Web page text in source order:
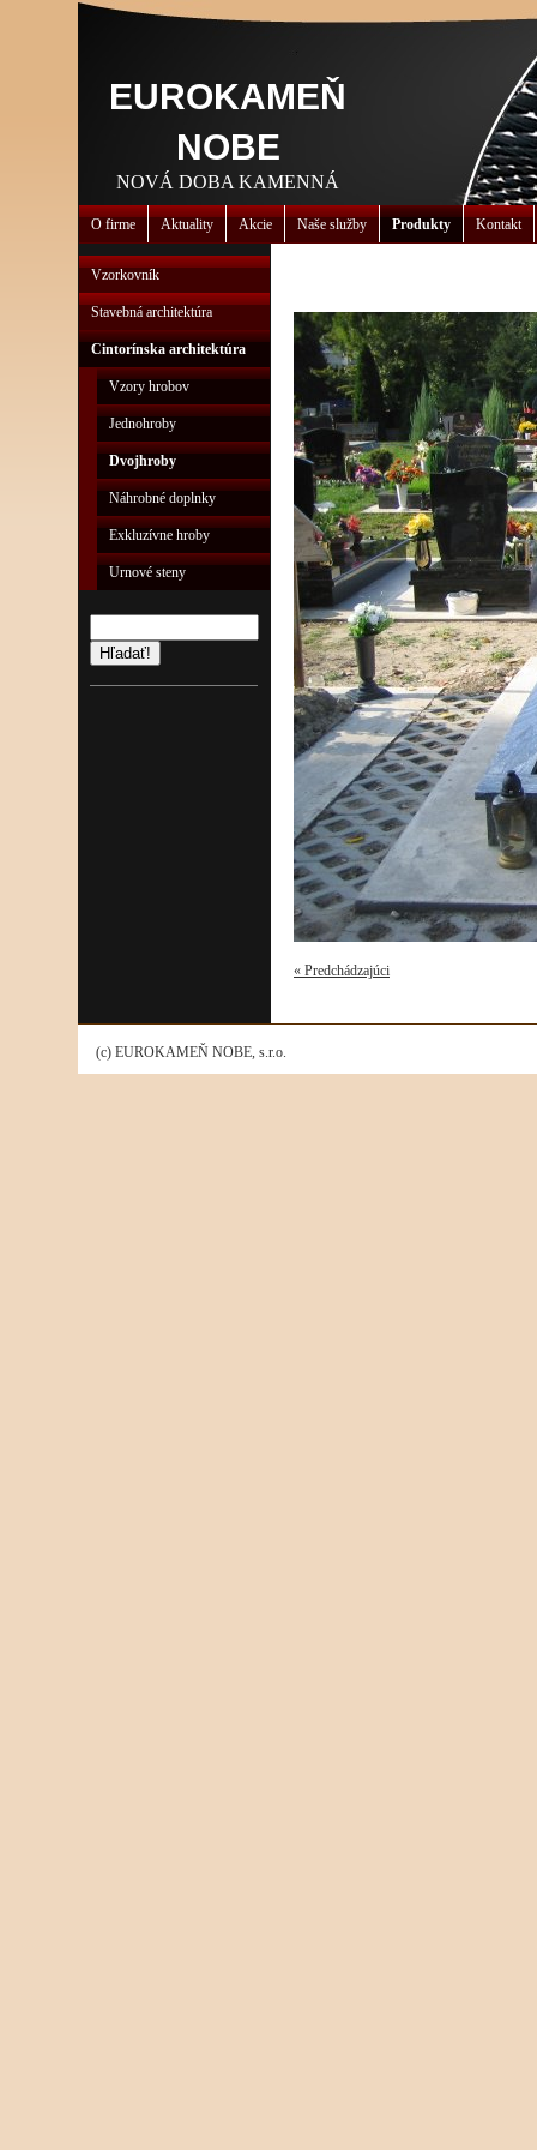
EUROKAMEŇ
NOBE
NOVÁ DOBA KAMENNÁ
O firme Aktuality Akcie Naše služby Produkty Kontakt
Vzorkovník
Stavebná architektúra
Cintorínska architektúra
Vzory hrobov
Jednohroby
Dvojhroby
Náhrobné doplnky
Exkluzívne hroby
Urnové steny
Hľadať!
« Predchádzajúci
(c) EUROKAMEŇ NOBE, s.r.o.